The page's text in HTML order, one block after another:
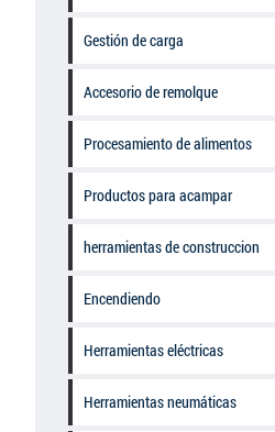
Gestión de carga
Accesorio de remolque
Procesamiento de alimentos
Productos para acampar
herramientas de construccion
Encendiendo
Herramientas eléctricas
Herramientas neumáticas